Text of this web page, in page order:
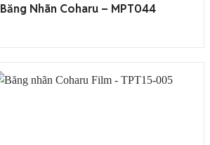
Băng Nhãn Coharu – MPT044